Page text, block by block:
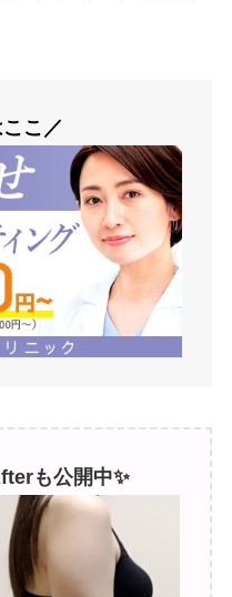
こ／
も公開中✨